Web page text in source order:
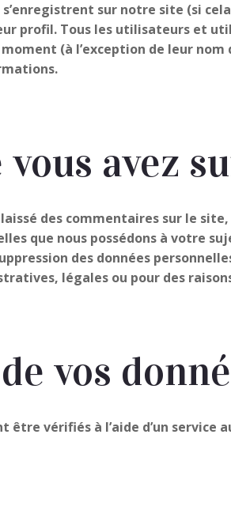
sur notre site (si
profil. Tous les utilisateurs et
(à l’exception de leur nom
avez
des commentaires sur le
que nous possédons à votre
des données
légales ou pour des
vos
être vérifiés à l’aide d’un